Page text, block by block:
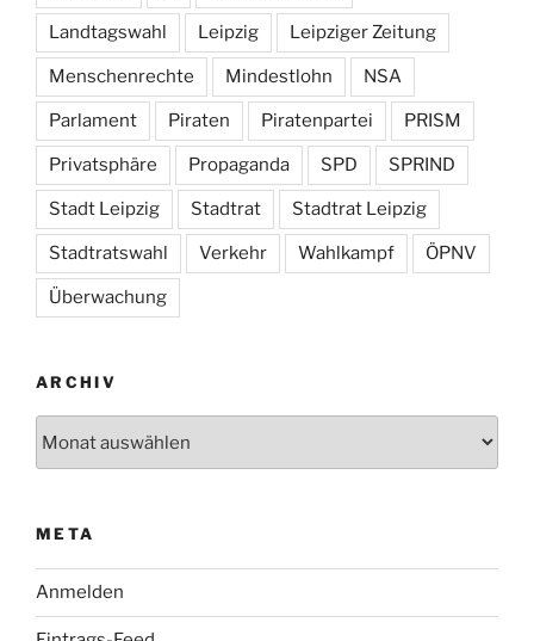
Landtagswahl Leipzig Leipziger Zeitung
Menschenrechte Mindestlohn NSA
Parlament Piraten Piratenpartei PRISM
Privatsphäre Propaganda SPD SPRIND
Stadt Leipzig Stadtrat Stadtrat Leipzig
Stadtratswahl Verkehr Wahlkampf ÖPNV
Überwachung
ARCHIV
META
Anmelden